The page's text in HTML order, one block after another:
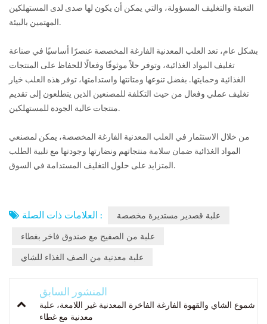
التعبئة والتغليف المسؤولة، والتي يمكن أن يكون لها صدى لدى المستهلكين
المهتمين بالبيئة.
بشكل عام، تعد العلب المعدنية الفارغة المخصصة عنصرًا أساسيًا في صناعة
تغليف المواد الغذائية، وتوفر حلاً موثوقًا وفعالًا للحفاظ على المنتجات
الغذائية وحمايتها. بفضل تنوعها ومتانتها واستدامتها، توفر هذه العلب خيار
تغليف عملي وفعال من حيث التكلفة للمصنعين الذين يتطلعون إلى تقديم
منتجات عالية الجودة للمستهلكين.
من خلال الاستثمار في العلب المعدنية الفارغة المخصصة، يمكن لمصنعي
المواد الغذائية ضمان سلامة منتجاتهم ونضارتها وجودتها مع تلبية الطلب
المتزايد على حلول التغليف المستدامة في السوق.
العلامات ذات الصلة :
علبة قصدير مستديرة مخصصة
علبة من الصفيح مع صندوق فاخر بغطاء
علبة معدنية من الصف الغذاء للشاي
المنشور السابق
شموع الشاي والقهوة الفارغة الفاخرة المعدنية غير اللامعة، علبة
معدنية مع غطاء